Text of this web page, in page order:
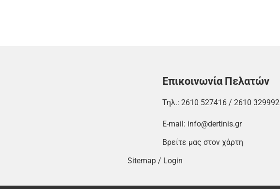
Επικοινωνία Πελατών
Τηλ.: 2610 527416 / 2610 329992
E-mail: info@dertinis.gr
Βρείτε μας στον χάρτη
Sitemap / Login